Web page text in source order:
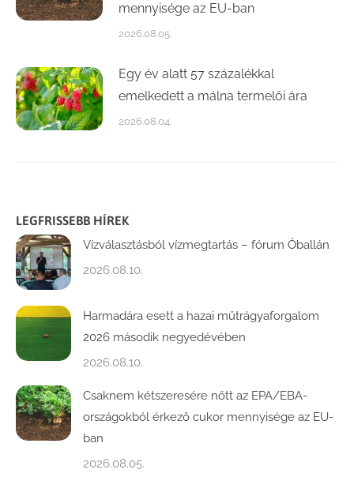
mennyisége az EU-ban
2026.08.05.
Egy év alatt 57 százalékkal
emelkedett a málna termelői ára
2026.08.04.
LEGFRISSEBB HÍREK
Vízválasztásból vízmegtartás – fórum Óballán
2026.08.10.
Harmadára esett a hazai műtrágyaforgalom
2026 második negyedévében
2026.08.10.
Csaknem kétszeresére nőtt az EPA/EBA-
országokból érkező cukor mennyisége az EU-
ban
2026.08.05.